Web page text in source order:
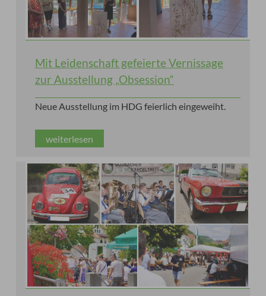
Mit Leidenschaft gefeierte Vernissage
zur Ausstellung „Obsession“
Neue Ausstellung im HDG feierlich eingeweiht.
weiterlesen